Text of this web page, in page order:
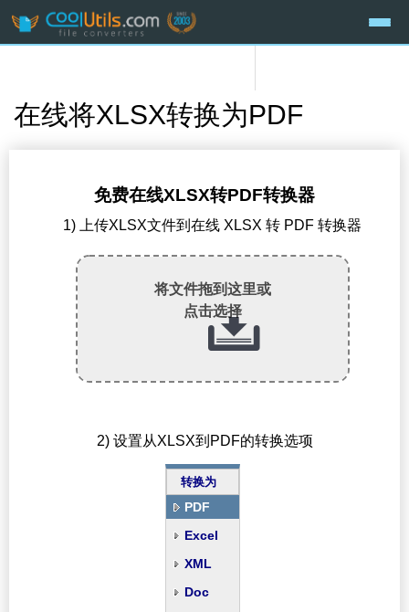
在线将XLSX转换为PDF
免费在线XLSX转PDF转换器
1) 上传XLSX文件到在线 XLSX 转 PDF 转换器
将文件拖到这里或
点击选择
2) 设置从XLSX到PDF的转换选项
转换为
PDF
Excel
XML
Doc